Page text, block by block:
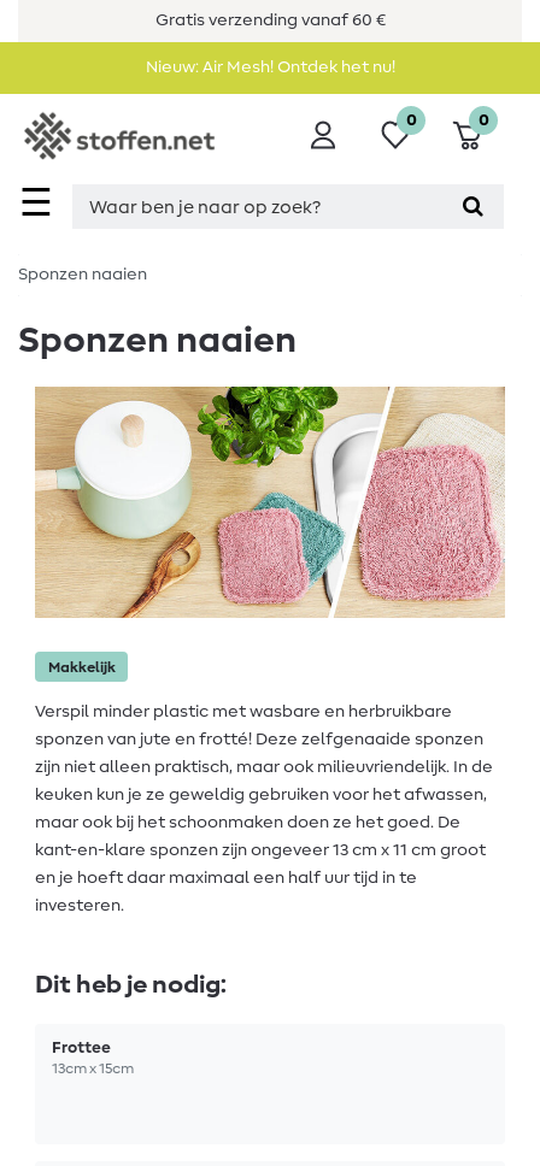
Gratis verzending vanaf 60 €
Nieuw: Air Mesh! Ontdek het nu!
☰
0 0
Sponzen naaien
Sponzen naaien
Makkelijk
Verspil minder plastic met wasbare en herbruikbare
sponzen van jute en frotté! Deze zelfgenaaide sponzen
zijn niet alleen praktisch, maar ook milieuvriendelijk. In de
keuken kun je ze geweldig gebruiken voor het afwassen,
maar ook bij het schoonmaken doen ze het goed. De
kant-en-klare sponzen zijn ongeveer 13 cm x 11 cm groot
en je hoeft daar maximaal een half uur tijd in te
investeren.
Dit heb je nodig:
Frottee
13cm x 15cm